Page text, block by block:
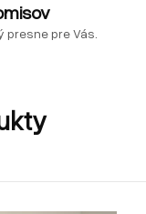
presne pre Vás.